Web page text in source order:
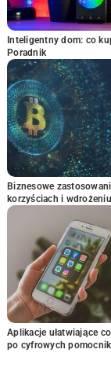
Inteligentny dom: co
Poradnik
Biznesowe
korzyściach i wdrożeniu
Aplikacje ułatwiające
po cyfrowych